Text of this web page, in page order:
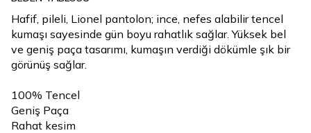
Hafif, pileli, Lionel pantolon; ince, nefes alabilir tencel
kumaşı sayesinde gün boyu rahatlık sağlar. Yüksek bel
ve geniş paça tasarımı, kumaşın verdiği dökümle şık bir
görünüş sağlar.
100% Tencel
Geniş Paça
Rahat kesim